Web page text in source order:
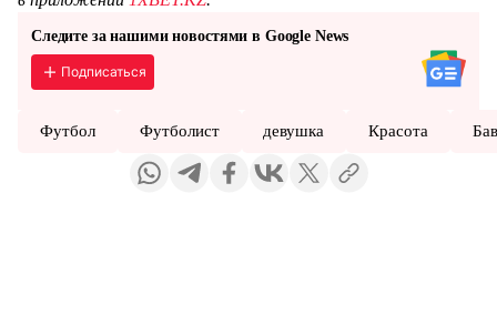
Следите за нашими новостями в Google News
Подписаться
Футбол Футболист девушка Красота